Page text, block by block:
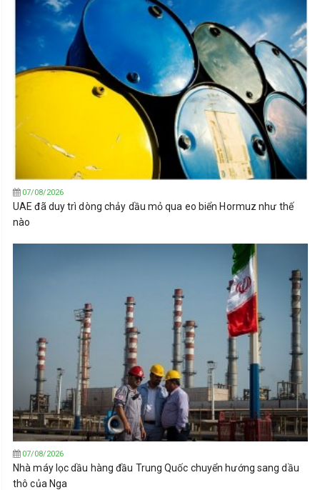
07/08/2026
UAE đã duy trì dòng chảy dầu mỏ qua eo biển Hormuz như thế
nào
07/08/2026
Nhà máy lọc dầu hàng đầu Trung Quốc chuyển hướng sang dầu
thô của Nga